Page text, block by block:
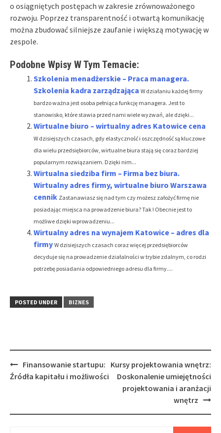
o osiągniętych postępach w zakresie zrównoważonego
rozwoju. Poprzez transparentność i otwartą komunikację
można zbudować silniejsze zaufanie i większą motywację w
zespole.
Podobne Wpisy W Tym Temacie:
Szkolenia menadżerskie – Praca managera.
Szkolenia kadra zarządzająca W działaniu każdej firmy
bardzo ważna jest osoba pełniąca funkcję managera. Jest to
stanowisko, które stawia przed nami wiele wyzwań, ale dzięki...
Wirtualne biuro – wirtualny adres Katowice cena
W dzisiejszych czasach, gdy elastyczność i oszczędność są kluczowe
dla wielu przedsiębiorców, wirtualne biura stają się coraz bardziej
popularnym rozwiązaniem. Dzięki nim...
Wirtualna siedziba firm – Firma bez biura.
Wirtualny adres firmy, wirtualne biuro Warszawa
cennik Zastanawiasz się nad tym czy możesz założyć firmę nie
posiadając miejsca na prowadzenie biura? Tak ! Obecnie jest to
możliwe dzięki wprowadzeniu...
Wirtualny adres na wynajem Katowice – adres dla
firmy W dzisiejszych czasach coraz więcej przedsiębiorców
decyduje się na prowadzenie działalności w trybie zdalnym, co rodzi
potrzebę posiadania odpowiedniego adresu dla firmy....
POSTED UNDER BIZNES
Post
navigation
Finansowanie startupu:
Źródła kapitału i możliwości
Kursy projektowania wnętrz:
Doskonalenie umiejętności
projektowania i aranżacji
wnętrz